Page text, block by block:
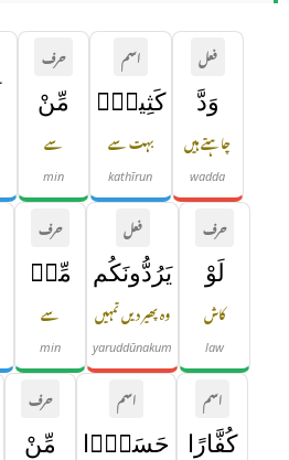
فعل
وَدَّ
چاہتے ہیں
wadda
اسم
كَثِيرٌۭ
بہت سے
kathīrun
حرف
مِّنْ
سے
min
حرف
لَوْ
کاش
law
فعل
يَرُدُّونَكُم
وہ پھیر دیں تمہیں
yaruddūnakum
حرف
مِّنۢ
سے
min
اسم
كُفَّارًا
اسم
حَسَدًۭا
حرف
مِّنْ